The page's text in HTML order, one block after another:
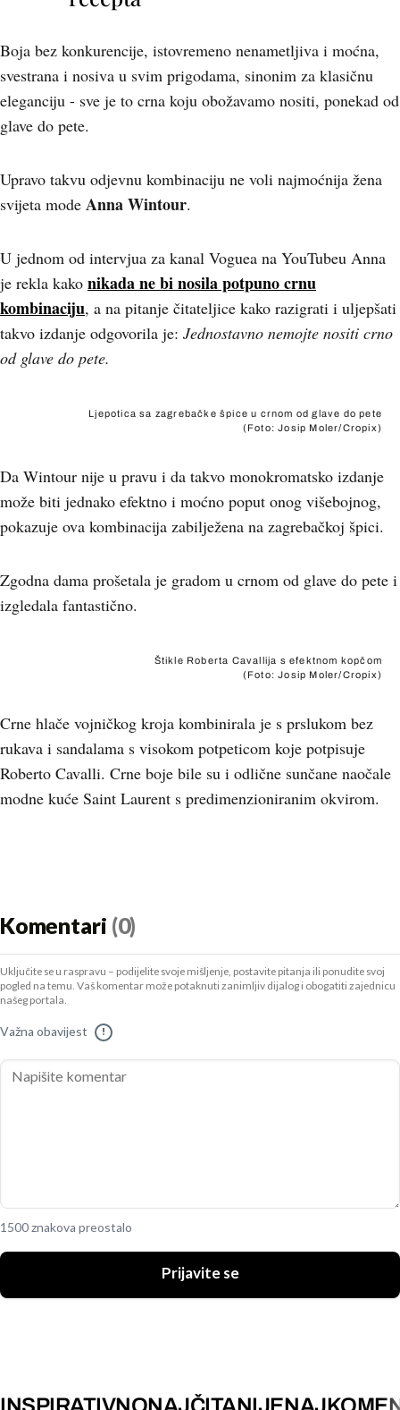
Boja bez konkurencije, istovremeno nenametljiva i moćna,
svestrana i nosiva u svim prigodama, sinonim za klasičnu
eleganciju - sve je to crna koju obožavamo nositi, ponekad od
glave do pete.
Upravo takvu odjevnu kombinaciju ne voli najmoćnija žena
svijeta mode Anna Wintour.
U jednom od intervjua za kanal Voguea na YouTubeu Anna
je rekla kako nikada ne bi nosila potpuno crnu
kombinaciju, a na pitanje čitateljice kako razigrati i uljepšati
takvo izdanje odgovorila je: Jednostavno nemojte nositi crno
od glave do pete.
Ljepotica sa zagrebačke špice u crnom od glave do pete
(Foto: Josip Moler/Cropix)
Da Wintour nije u pravu i da takvo monokromatsko izdanje
može biti jednako efektno i moćno poput onog višebojnog,
pokazuje ova kombinacija zabilježena na zagrebačkoj špici.
Zgodna dama prošetala je gradom u crnom od glave do pete i
izgledala fantastično.
Štikle Roberta Cavallija s efektnom kopčom
(Foto: Josip Moler/Cropix)
Crne hlače vojničkog kroja kombinirala je s prslukom bez
rukava i sandalama s visokom potpeticom koje potpisuje
Roberto Cavalli. Crne boje bile su i odlične sunčane naočale
modne kuće Saint Laurent s predimenzioniranim okvirom.
Komentari (0)
Uključite se u raspravu – podijelite svoje mišljenje, postavite pitanja ili ponudite svoj
pogled na temu. Vaš komentar može potaknuti zanimljiv dijalog i obogatiti zajednicu
našeg portala.
Važna obavijest !
1500 znakova preostalo
Prijavite se